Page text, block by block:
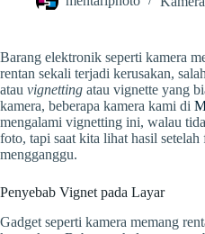
Barang elektronik seperti kamera
rentan sekali terjadi kerusakan,
atau vignetting atau vignette yang
kamera, beberapa kamera kami di
mengalami vignetting ini, walau
foto, tapi saat kita lihat hasil
mengganggu.
Penyebab Vignet pada Layar
Gadget seperti kamera memang